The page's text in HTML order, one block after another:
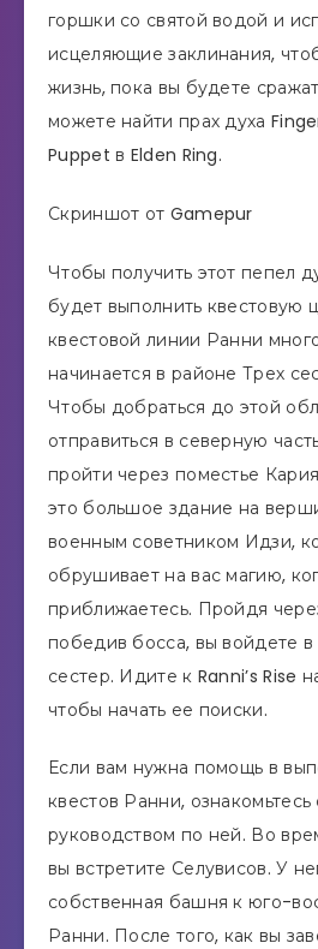
горшки со святой водой и
исцеляющие заклинания,
жизнь, пока вы будете
можете найти прах духа
Puppet в Elden Ring.
Скриншот от Gamepur
Чтобы получить этот пепел
будет выполнить квестовую
квестовой линии Ранни
начинается в районе Трех
Чтобы добраться до этой
отправиться в северную
пройти через поместье
это большое здание на
военным советником Идзи,
обрушивает на вас магию,
приближаетесь. Пройдя
победив босса, вы войдете в
сестер. Идите к Ranni’s Rise
чтобы начать ее поиски.
Если вам нужна помощь в
квестов Ранни,
руководством по ней. Во
вы встретите Селувисов. У
собственная башня к юго-
Ранни. После того, как вы